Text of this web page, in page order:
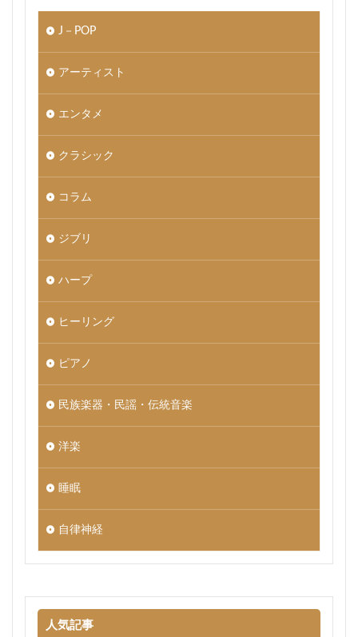
J－POP
アーティスト
エンタメ
クラシック
コラム
ジブリ
ハープ
ヒーリング
ピアノ
民族楽器・民謡・伝統音楽
洋楽
睡眠
自律神経
人気記事